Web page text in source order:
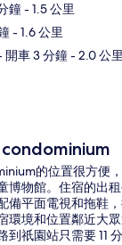
鐘- 1.5 公里
- 1.6 公里
開車 3 分鐘- 2.0 公里
的位置很方便
博物館。住宿的出
備平面電視和拖鞋
環境和位置鄰近大
到祇園站只需要 11